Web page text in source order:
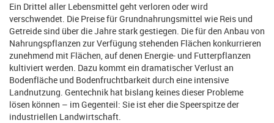
Ein Drittel aller Lebensmittel geht verloren oder wird
verschwendet. Die Preise für Grundnahrungsmittel wie Reis und
Getreide sind über die Jahre stark gestiegen. Die für den Anbau von
Nahrungspflanzen zur Verfügung stehenden Flächen konkurrieren
zunehmend mit Flächen, auf denen Energie- und Futterpflanzen
kultiviert werden. Dazu kommt ein dramatischer Verlust an
Bodenfläche und Bodenfruchtbarkeit durch eine intensive
Landnutzung. Gentechnik hat bislang keines dieser Probleme
lösen können – im Gegenteil: Sie ist eher die Speerspitze der
industriellen Landwirtschaft.